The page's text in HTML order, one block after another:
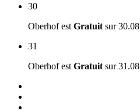
30
Oberhof est Gratuit sur
31
Oberhof est Gratuit sur